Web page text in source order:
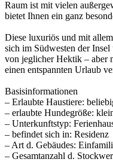
Raum ist mit vielen
bietet Ihnen ein ganz
Diese luxuriös und mit
sich im Südwesten der
von jeglicher Hektik – aber
einen entspannten Urlaub
Basisinformationen
– Erlaubte Haustiere:
– erlaubte Hundegröße:
– Unterkunftstyp:
– befindet sich in: Residenz
– Art d. Gebäudes:
– Gesamtanzahl d.